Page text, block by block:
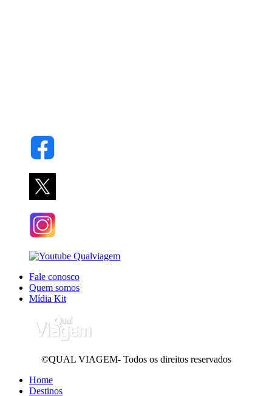
Fale conosco
Quem somos
Mídia Kit
©QUAL VIAGEM- Todos os direitos reservados
Home
Destinos